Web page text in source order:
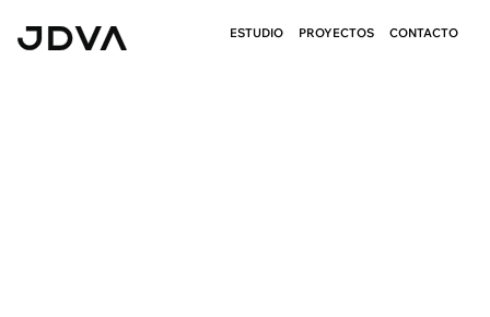
ESTUDIO PROYECTOS CONTACTO